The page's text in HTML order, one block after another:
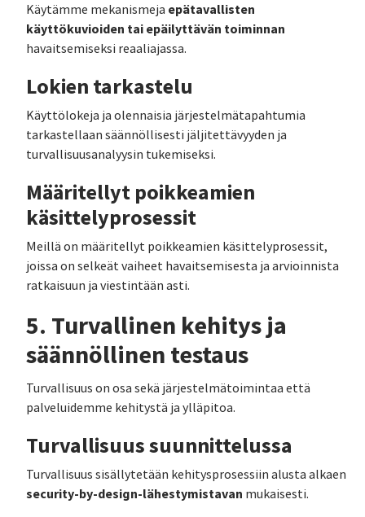
Käytämme mekanismeja epätavallisten
käyttökuvioiden tai epäilyttävän toiminnan
havaitsemiseksi reaaliajassa.
Lokien tarkastelu
Käyttölokeja ja olennaisia järjestelmätapahtumia
tarkastellaan säännöllisesti jäljitettävyyden ja
turvallisuusanalyysin tukemiseksi.
Määritellyt poikkeamien
käsittelyprosessit
Meillä on määritellyt poikkeamien käsittelyprosessit,
joissa on selkeät vaiheet havaitsemisesta ja arvioinnista
ratkaisuun ja viestintään asti.
5. Turvallinen kehitys ja
säännöllinen testaus
Turvallisuus on osa sekä järjestelmätoimintaa että
palveluidemme kehitystä ja ylläpitoa.
Turvallisuus suunnittelussa
Turvallisuus sisällytetään kehitysprosessiin alusta alkaen
security-by-design-lähestymistavan mukaisesti.